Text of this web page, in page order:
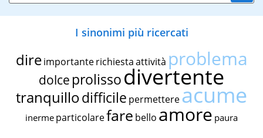
I sinonimi più ricercati
dire importante richiestaattività problema
dolce prolissodivertente
tranquillodifficile permettereacume
inerme particolarefare bello amore paura